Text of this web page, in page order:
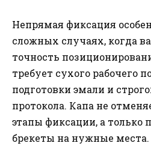
Непрямая фиксация
сложных случаях, когда
точность
требует сухого рабочего
подготовки эмали и
протокола. Капа не
этапы фиксации, а только
брекеты на нужные места.